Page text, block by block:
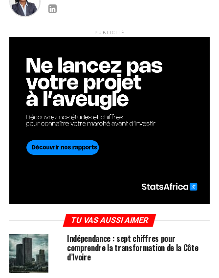
PUBLICITÉ
TU VAS AUSSI AIMER
Indépendance : sept chiffres pour
comprendre la transformation de la Côte
d’Ivoire